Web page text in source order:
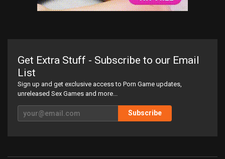
Get Extra Stuff - Subscribe to our Email
List
Sign up and get exclusive access to Porn Game updates,
unreleased Sex Games and more...
Subscribe